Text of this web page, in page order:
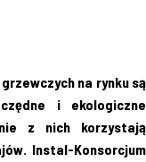
na rynku są
i ekologiczne
z nich korzystają
Instal-Konsorcjum